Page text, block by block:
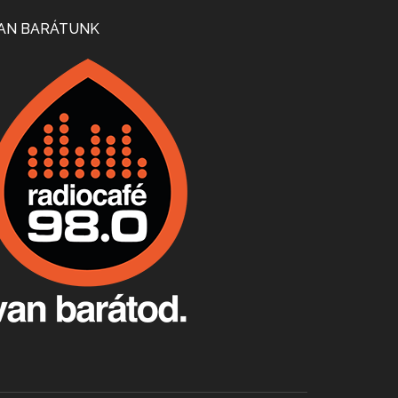
Apr 24, 2026 • 00:38:10
Villány, kékfrankos, Jackfall
Apr 17, 2026 • 00:35:38
Apr 9, 2026 • 00:37:17
BARÁTUNK